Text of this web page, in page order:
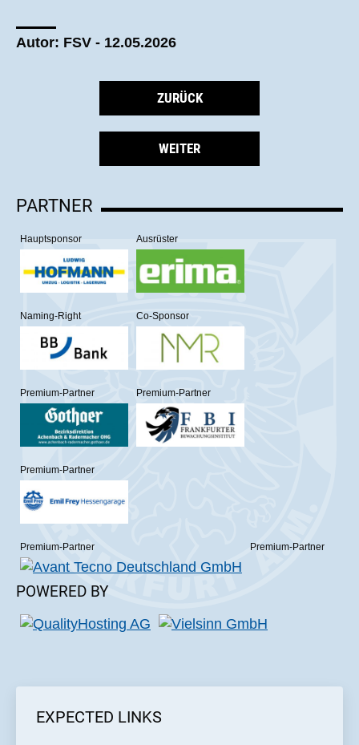
Autor: FSV - 12.05.2026
ZURÜCK
WEITER
PARTNER
Hauptsponsor Ausrüster
Naming-Right Co-Sponsor
Premium-Partner Premium-Partner
Premium-Partner
Premium-Partner Premium-Partner
POWERED BY
EXPECTED LINKS